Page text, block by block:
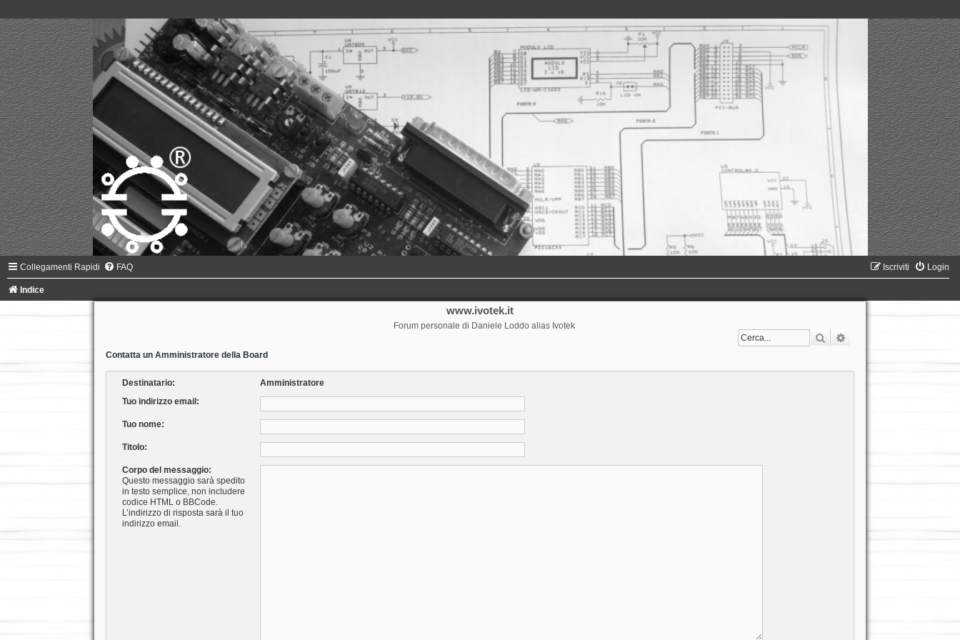
Collegamenti Rapidi FAQ Login
Iscriviti
Indice
www.ivotek.it
Forum personale di Daniele Loddo alias Ivotek
Cerca
Contatta un Amministratore della Board
Destinatario:
Amministratore
Tuo indirizzo email:
Tuo nome:
Titolo:
Corpo del messaggio:
Questo messaggio sarà spedito
in testo semplice, non includere
codice HTML o BBCode.
L’indirizzo di risposta sarà il tuo
indirizzo email.